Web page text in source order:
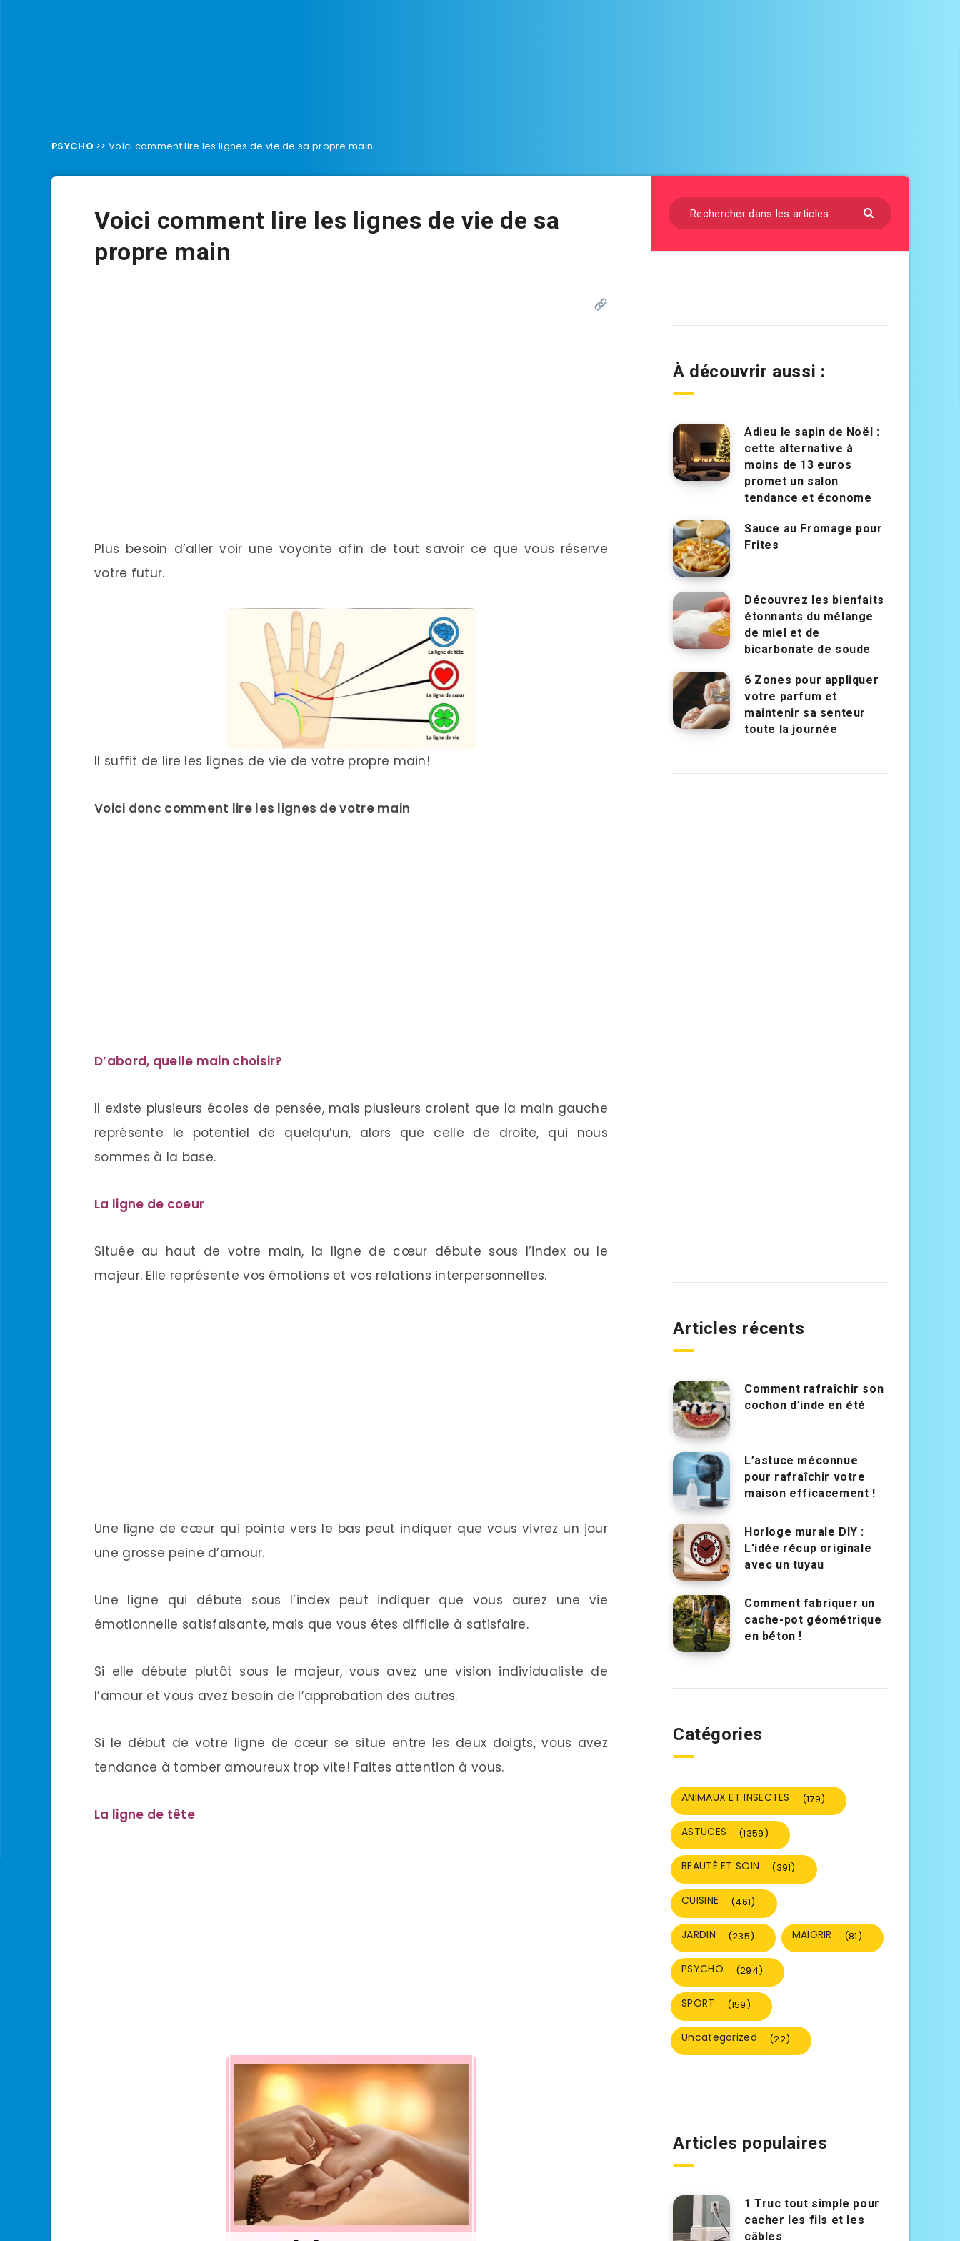
PSYCHO >>Voici comment lire les lignes de vie de sa propre main
Voici comment lire les lignes de vie de sa
propre main
Plus besoin d’aller voir une voyante afin de tout savoir ce que vous réserve
votre futur.
Il suffit de lire les lignes de vie de votre propre main!
Voici donc comment lire les lignes de votre main
D’abord, quelle main choisir?
Il existe plusieurs écoles de pensée, mais plusieurs croient que la main gauche
représente le potentiel de quelqu’un, alors que celle de droite, qui nous
sommes à la base.
La ligne de coeur
Située au haut de votre main, la ligne de cœur débute sous l’index ou le
majeur. Elle représente vos émotions et vos relations interpersonnelles.
Une ligne de cœur qui pointe vers le bas peut indiquer que vous vivrez un jour
une grosse peine d’amour.
Une ligne qui débute sous l’index peut indiquer que vous aurez une vie
émotionnelle satisfaisante, mais que vous êtes difficile à satisfaire.
Si elle débute plutôt sous le majeur, vous avez une vision individualiste de
l’amour et vous avez besoin de l’approbation des autres.
Si le début de votre ligne de cœur se situe entre les deux doigts, vous avez
tendance à tomber amoureux trop vite! Faites attention à vous.
La ligne de tête
À découvrir aussi :
Adieu le sapin de Noël :
cette alternative à
moins de 13 euros
promet un salon
tendance et économe
Sauce au Fromage pour
Frites
Découvrez les bienfaits
étonnants du mélange
de miel et de
bicarbonate de soude
6 Zones pour appliquer
votre parfum et
maintenir sa senteur
toute la journée
Articles récents
Comment rafraîchir son
cochon d’inde en été
L’astuce méconnue
pour rafraîchir votre
maison efficacement !
Horloge murale DIY :
L’idée récup originale
avec un tuyau
Comment fabriquer un
cache-pot géométrique
en béton !
Catégories
ANIMAUX ET INSECTES (179)
ASTUCES (1359)
BEAUTÉ ET SOIN (391)
CUISINE (461)
JARDIN (235) MAIGRIR (81)
PSYCHO (294)
SPORT (159)
Uncategorized (22)
Articles populaires
1 Truc tout simple pour
cacher les fils et les
câbles